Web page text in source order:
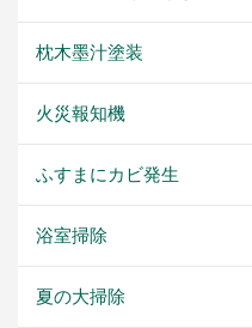
枕木墨汁塗装
火災報知機
ふすまにカビ発生
浴室掃除
夏の大掃除